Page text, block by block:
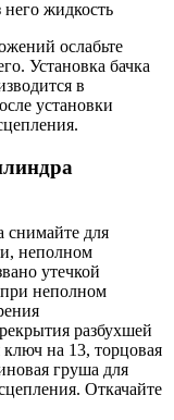
жидкость
ослабьте
Установка бачка
в
установки
для
неполном
утечкой
неполном
разбухшей
на 13, торцовая
груша для
Откачайте